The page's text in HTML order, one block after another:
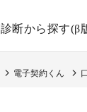
診断から探す(β
電子契約くん